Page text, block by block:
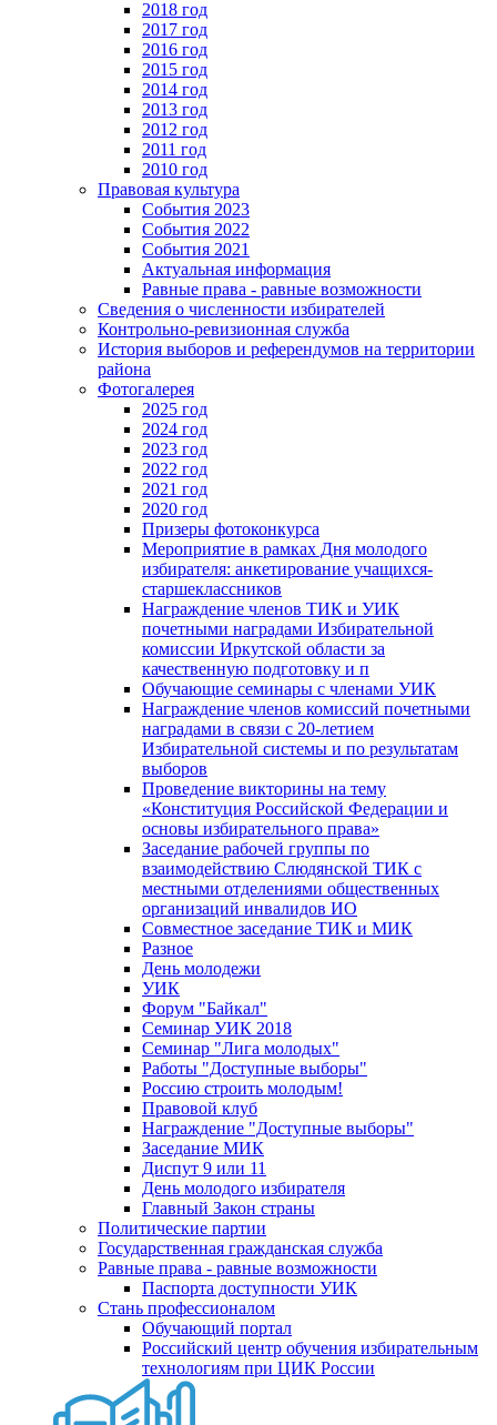
2018 год
2017 год
2016 год
2015 год
2014 год
2013 год
2012 год
2011 год
2010 год
Правовая культура
События 2023
События 2022
События 2021
Актуальная информация
Равные права - равные возможности
Сведения о численности избирателей
Контрольно-ревизионная служба
История выборов и референдумов на территории
района
Фотогалерея
2025 год
2024 год
2023 год
2022 год
2021 год
2020 год
Призеры фотоконкурса
Мероприятие в рамках Дня молодого
избирателя: анкетирование учащихся-
старшеклассников
Награждение членов ТИК и УИК
почетными наградами Избирательной
комиссии Иркутской области за
качественную подготовку и п
Обучающие семинары с членами УИК
Награждение членов комиссий почетными
наградами в связи с 20-летием
Избирательной системы и по результатам
выборов
Проведение викторины на тему
«Конституция Российской Федерации и
основы избирательного права»
Заседание рабочей группы по
взаимодействию Слюдянской ТИК с
местными отделениями общественных
организаций инвалидов ИО
Совместное заседание ТИК и МИК
Разное
День молодежи
УИК
Форум "Байкал"
Семинар УИК 2018
Семинар "Лига молодых"
Работы "Доступные выборы"
Россию строить молодым!
Правовой клуб
Награждение "Доступные выборы"
Заседание МИК
Диспут 9 или 11
День молодого избирателя
Главный Закон страны
Политические партии
Государственная гражданская служба
Равные права - равные возможности
Паспорта доступности УИК
Стань профессионалом
Обучающий портал
Российский центр обучения избирательным
технологиям при ЦИК России